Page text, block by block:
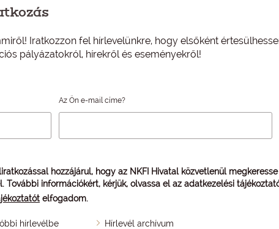
Iratkozzon fel hírlevelünkre, hogy elsőként
pályázatokról, hírekről és eseményekről!
Az Ön e-mail címe?
hozzájárul, hogy az NKFI Hivatal közvetlenül
További információkért, kérjük, olvassa el az adatkezelési
elfogadom.
hírlevélbe Hírlevél archívum